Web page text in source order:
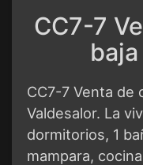
CC7-7
CC7-7 Venta de
Valdesalor. La
dormitorios, 1
mampara,